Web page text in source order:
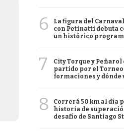
6
La figura del
con Petinatti debuta
un histórico
7
City Torque y
partido por el Torneo
formaciones y dónde
8
Correrá 50 km al día
historia de
desafío de Santiago